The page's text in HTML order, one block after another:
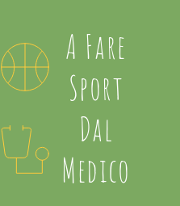
A Fare
Sport
Dal
Medico